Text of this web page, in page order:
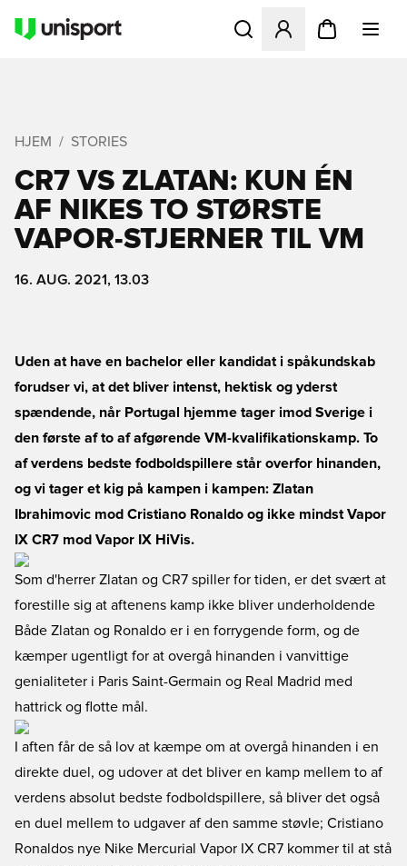
Åbner en Modal til at
HJEM STORIES
CR7 VS ZLATAN: KUN ÉN
AF NIKES TO STØRSTE
VAPOR-STJERNER TIL VM
16. AUG. 2021, 13.03
Uden at have en bachelor eller kandidat i spåkundskab
forudser vi, at det bliver intenst, hektisk og yderst
spændende, når Portugal hjemme tager imod Sverige i
den første af to af afgørende VM-kvalifikationskamp. To
af verdens bedste fodboldspillere står overfor hinanden,
og vi tager et kig på kampen i kampen: Zlatan
Ibrahimovic mod Cristiano Ronaldo og ikke mindst Vapor
IX CR7 mod Vapor IX HiVis.
Som d'herrer Zlatan og CR7 spiller for tiden, er det svært at
forestille sig at aftenens kamp ikke bliver underholdende
Både Zlatan og Ronaldo er i en forrygende form, og de
kæmper ugentligt for at overgå hinanden i vanvittige
genialiteter i Paris Saint-Germain og Real Madrid med
hattrick og flotte mål.
I aften får de så lov at kæmpe om at overgå hinanden i en
direkte duel, og udover at det bliver en kamp mellem to af
verdens absolut bedste fodboldspillere, så bliver det også
en duel mellem to udgaver af den samme støvle; Cristiano
Ronaldos nye Nike Mercurial Vapor IX CR7 kommer til at stå